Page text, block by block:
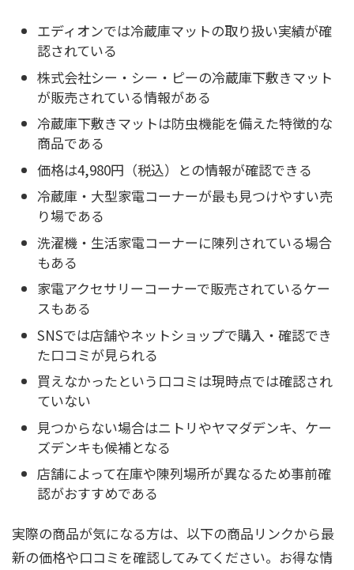
エディオンでは冷蔵庫マットの取り扱い実績が確
認されている
株式会社シー・シー・ピーの冷蔵庫下敷きマット
が販売されている情報がある
冷蔵庫下敷きマットは防虫機能を備えた特徴的な
商品である
価格は4,980円（税込）との情報が確認できる
冷蔵庫・大型家電コーナーが最も見つけやすい売
り場である
洗濯機・生活家電コーナーに陳列されている場合
もある
家電アクセサリーコーナーで販売されているケー
スもある
SNSでは店舗やネットショップで購入・確認でき
た口コミが見られる
買えなかったという口コミは現時点では確認され
ていない
見つからない場合はニトリやヤマダデンキ、ケー
ズデンキも候補となる
店舗によって在庫や陳列場所が異なるため事前確
認がおすすめである
実際の商品が気になる方は、以下の商品リンクから最
新の価格や口コミを確認してみてください。お得な情